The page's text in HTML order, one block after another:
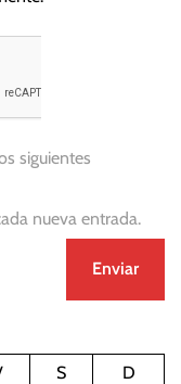
siguientes
nueva entrada.
S
D